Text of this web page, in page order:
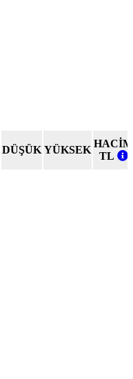
DÜŞÜK YÜKSEK
HACİM
TL